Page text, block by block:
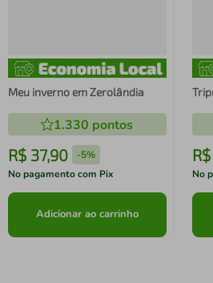
Meu inverno em Zerolândia
1.330 pontos
R$ 37,90 -5%
No pagamento com Pix
Adicionar ao carrinho
R$
No